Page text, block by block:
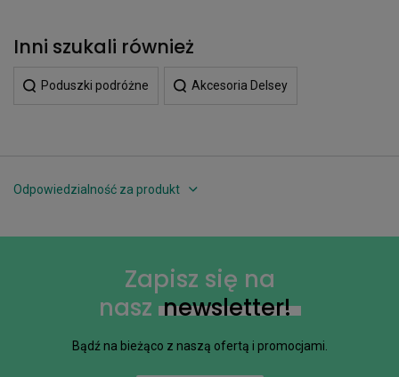
Inni szukali również
Poduszki podróżne Akcesoria Delsey
Odpowiedzialność za produkt
Zapisz się na
nasz newsletter!
Bądź na bieżąco z naszą ofertą i promocjami.